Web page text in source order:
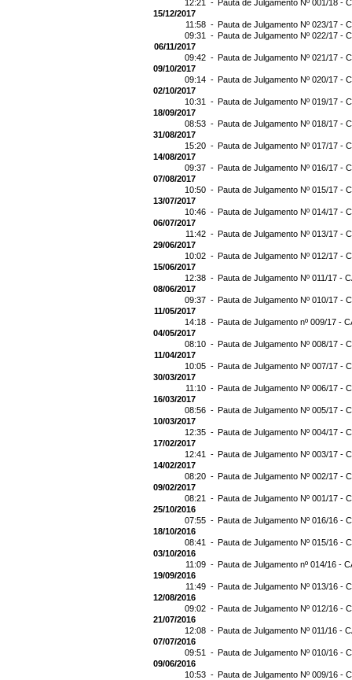
12:21 - Pauta de Julgamento Nº 001/18 -
15/12/2017
11:58 - Pauta de Julgamento Nº 023/17 -
09:31 - Pauta de Julgamento Nº 022/17 -
06/11/2017
09:42 - Pauta de Julgamento Nº 021/17 -
09/10/2017
09:14 - Pauta de Julgamento Nº 020/17 -
02/10/2017
10:31 - Pauta de Julgamento Nº 019/17 -
18/09/2017
08:53 - Pauta de Julgamento Nº 018/17 -
31/08/2017
15:20 - Pauta de Julgamento Nº 017/17 -
14/08/2017
09:37 - Pauta de Julgamento Nº 016/17 -
07/08/2017
10:50 - Pauta de Julgamento Nº 015/17 -
13/07/2017
10:46 - Pauta de Julgamento Nº 014/17 -
06/07/2017
11:42 - Pauta de Julgamento Nº 013/17 -
29/06/2017
10:02 - Pauta de Julgamento Nº 012/17 -
15/06/2017
12:38 - Pauta de Julgamento Nº 011/17 -
08/06/2017
09:37 - Pauta de Julgamento Nº 010/17 -
11/05/2017
14:18 - Pauta de Julgamento nº 009/17 -
04/05/2017
08:10 - Pauta de Julgamento Nº 008/17 -
11/04/2017
10:05 - Pauta de Julgamento Nº 007/17 -
30/03/2017
11:10 - Pauta de Julgamento Nº 006/17 -
16/03/2017
08:56 - Pauta de Julgamento Nº 005/17 -
10/03/2017
12:35 - Pauta de Julgamento Nº 004/17 -
17/02/2017
12:41 - Pauta de Julgamento Nº 003/17 -
14/02/2017
08:20 - Pauta de Julgamento Nº 002/17 -
09/02/2017
08:21 - Pauta de Julgamento Nº 001/17 -
25/10/2016
07:55 - Pauta de Julgamento Nº 016/16 -
18/10/2016
08:41 - Pauta de Julgamento Nº 015/16 -
03/10/2016
11:09 - Pauta de Julgamento nº 014/16 -
19/09/2016
11:49 - Pauta de Julgamento Nº 013/16 -
12/08/2016
09:02 - Pauta de Julgamento Nº 012/16 -
21/07/2016
12:08 - Pauta de Julgamento Nº 011/16 -
07/07/2016
09:51 - Pauta de Julgamento Nº 010/16 -
09/06/2016
10:53 - Pauta de Julgamento Nº 009/16 -